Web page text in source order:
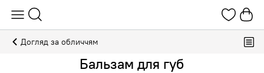
Догляд за обличчям
Бальзам для губ